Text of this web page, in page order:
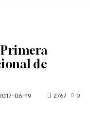
Primera
de
06-19 0
2767